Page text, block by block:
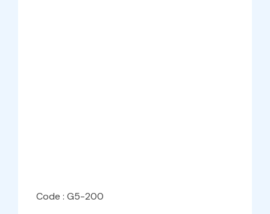
Code : G5-200